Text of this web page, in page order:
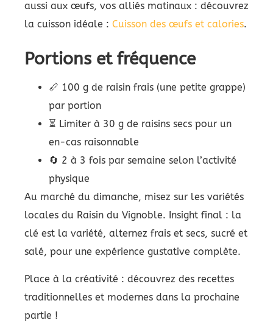
aussi aux œufs, vos alliés matinaux : découvrez
la cuisson idéale : Cuisson des œufs et calories.
Portions et fréquence
📏 100 g de raisin frais (une petite grappe)
par portion
⏳ Limiter à 30 g de raisins secs pour un
en-cas raisonnable
🔄 2 à 3 fois par semaine selon l’activité
physique
Au marché du dimanche, misez sur les variétés
locales du Raisin du Vignoble. Insight final : la
clé est la variété, alternez frais et secs, sucré et
salé, pour une expérience gustative complète.
Place à la créativité : découvrez des recettes
traditionnelles et modernes dans la prochaine
partie !